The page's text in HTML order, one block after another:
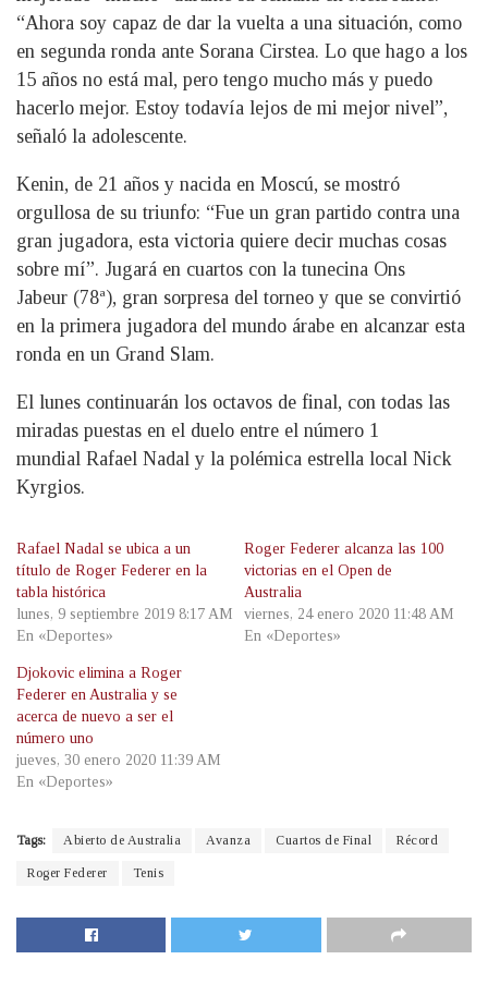
“Ahora soy capaz de dar la vuelta a una situación, como
en segunda ronda ante Sorana Cirstea. Lo que hago a los
15 años no está mal, pero tengo mucho más y puedo
hacerlo mejor. Estoy todavía lejos de mi mejor nivel”,
señaló la adolescente.
Kenin, de 21 años y nacida en Moscú, se mostró
orgullosa de su triunfo: “Fue un gran partido contra una
gran jugadora, esta victoria quiere decir muchas cosas
sobre mí”. Jugará en cuartos con la tunecina Ons
Jabeur (78ª), gran sorpresa del torneo y que se convirtió
en la primera jugadora del mundo árabe en alcanzar esta
ronda en un Grand Slam.
El lunes continuarán los octavos de final, con todas las
miradas puestas en el duelo entre el número 1
mundial Rafael Nadal y la polémica estrella local Nick
Kyrgios.
Rafael Nadal se ubica a un
título de Roger Federer en la
tabla histórica
lunes, 9 septiembre 2019 8:17 AM
En «Deportes»
Roger Federer alcanza las 100
victorias en el Open de
Australia
viernes, 24 enero 2020 11:48 AM
En «Deportes»
Djokovic elimina a Roger
Federer en Australia y se
acerca de nuevo a ser el
número uno
jueves, 30 enero 2020 11:39 AM
En «Deportes»
Tags: Abierto de Australia Avanza Cuartos de Final Récord
Roger Federer Tenis